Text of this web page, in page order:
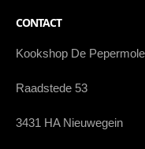
CONTACT
Kookshop De
Raadstede 53
3431 HA Nieuwegein